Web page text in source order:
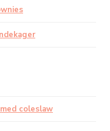
coleslaw